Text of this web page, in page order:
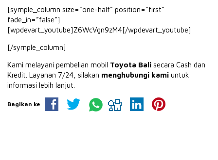
[symple_column size=”one-half” position=”first”
fade_in=”false”]
[wpdevart_youtube]Z6WcVgn9zM4[/wpdevart_youtube]
[/symple_column]
Kami melayani pembelian mobil Toyota Bali secara Cash dan
Kredit. Layanan 7/24, silakan menghubungi kami untuk
informasi lebih lanjut.
Bagikan ke